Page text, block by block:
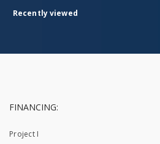
Recently viewed
FINANCING:
Project I